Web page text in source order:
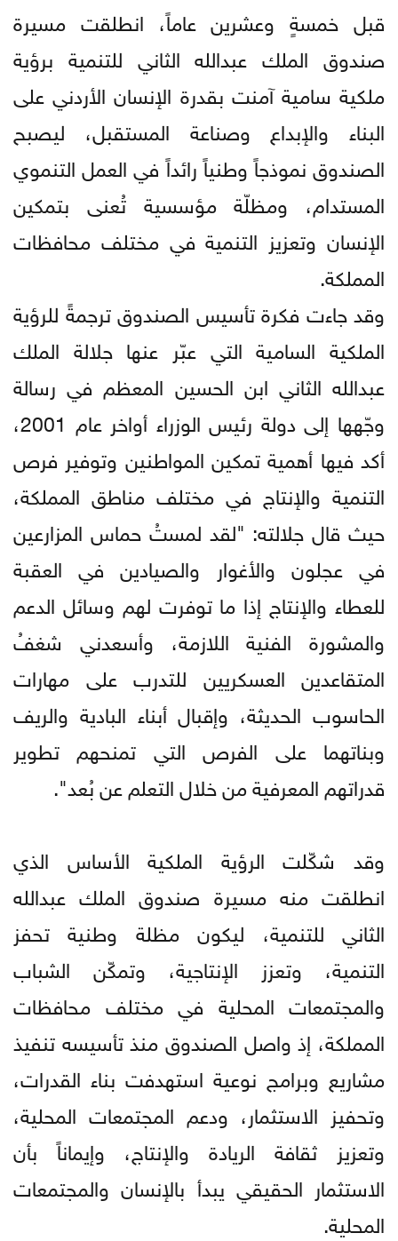
قبل خمسةٍ وعشرين عاماً، انطلقت مسيرة
صندوق الملك عبدالله الثاني للتنمية برؤية
ملكية سامية آمنت بقدرة الإنسان الأردني على
البناء والإبداع وصناعة المستقبل، ليصبح
الصندوق نموذجاً وطنياً رائداً في العمل التنموي
المستدام، ومظلّة مؤسسية تُعنى بتمكين
الإنسان وتعزيز التنمية في مختلف محافظات
المملكة.
وقد جاءت فكرة تأسيس الصندوق ترجمةً للرؤية
الملكية السامية التي عبّر عنها جلالة الملك
عبدالله الثاني ابن الحسين المعظم في رسالة
وجّهها إلى دولة رئيس الوزراء أواخر عام 2001،
أكد فيها أهمية تمكين المواطنين وتوفير فرص
التنمية والإنتاج في مختلف مناطق المملكة،
حيث قال جلالته: "لقد لمستُ حماس المزارعين
في عجلون والأغوار والصيادين في العقبة
للعطاء والإنتاج إذا ما توفرت لهم وسائل الدعم
والمشورة الفنية اللازمة، وأسعدني شغفُ
المتقاعدين العسكريين للتدرب على مهارات
الحاسوب الحديثة، وإقبال أبناء البادية والريف
وبناتهما على الفرص التي تمنحهم تطوير
قدراتهم المعرفية من خلال التعلم عن بُعد".
وقد شكّلت الرؤية الملكية الأساس الذي
انطلقت منه مسيرة صندوق الملك عبدالله
الثاني للتنمية، ليكون مظلة وطنية تحفز
التنمية، وتعزز الإنتاجية، وتمكّن الشباب
والمجتمعات المحلية في مختلف محافظات
المملكة، إذ واصل الصندوق منذ تأسيسه تنفيذ
مشاريع وبرامج نوعية استهدفت بناء القدرات،
وتحفيز الاستثمار، ودعم المجتمعات المحلية،
وتعزيز ثقافة الريادة والإنتاج، وإيماناً بأن
الاستثمار الحقيقي يبدأ بالإنسان والمجتمعات
المحلية.